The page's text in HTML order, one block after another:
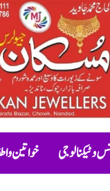
و ٹیکنالوجی خواتین و